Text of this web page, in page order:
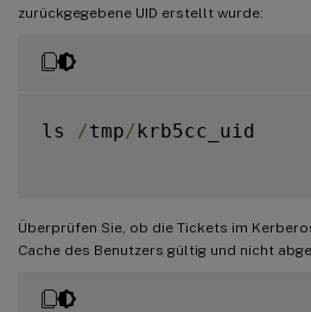
zurückgegebene UID erstellt wurde:
ls /tmp/ krb5cc_uid
Überprüfen Sie, ob die Tickets im
Cache des Benutzers gültig und nicht